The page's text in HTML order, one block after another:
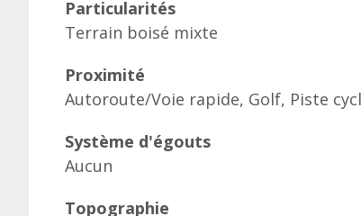
Particularités
Terrain boisé mixte
Proximité
Autoroute/Voie rapide, Golf, Piste
Système d'égouts
Aucun
Topographie